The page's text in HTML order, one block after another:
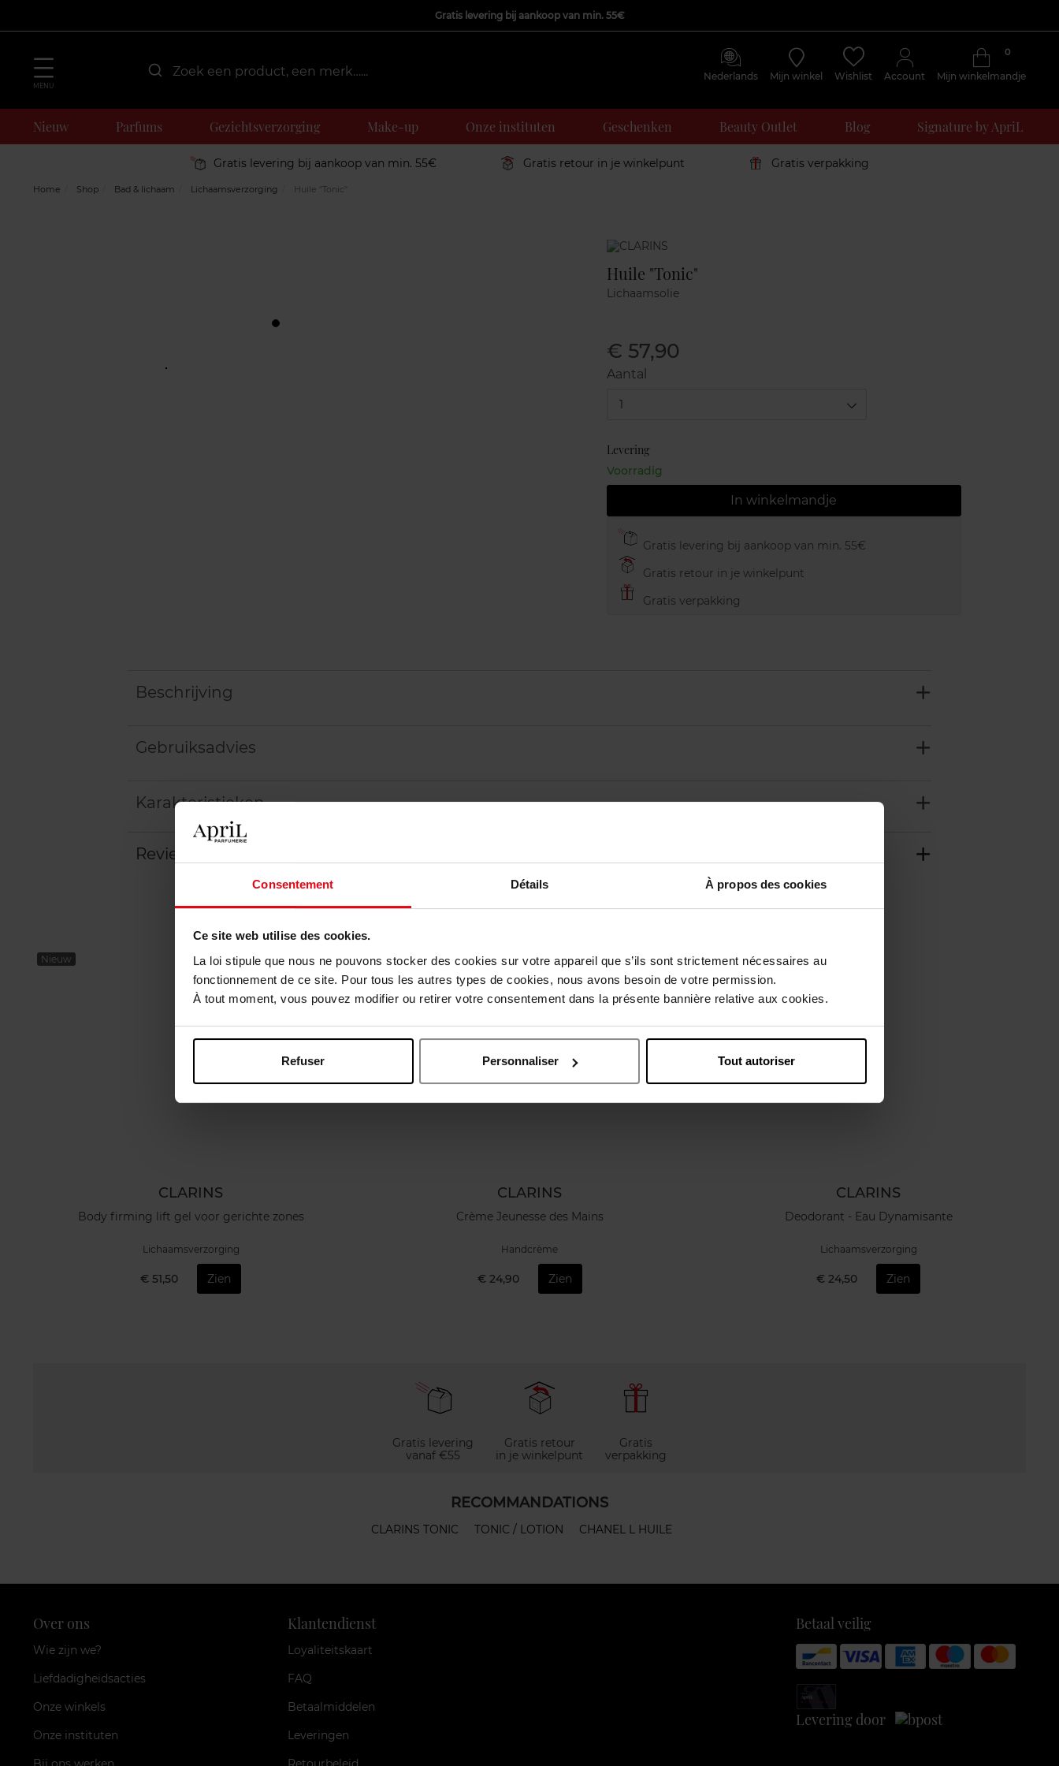
Consentement Détails À propos des cookies
Ce site web utilise des cookies.
La loi stipule que nous ne pouvons stocker des cookies sur votre appareil que s’ils sont strictement nécessaires au
fonctionnement de ce site. Pour tous les autres types de cookies, nous avons besoin de votre permission.
À tout moment, vous pouvez modifier ou retirer votre consentement dans la présente bannière relative aux cookies.
Refuser Personnaliser Tout autoriser
Gratis levering bij aankoop van min. 55€
MENU
Nederlands Mijn winkel Wishlist Account Mijn winkelmandje
0
Nieuw Parfums Gezichtsverzorging Make-up Onze instituten Geschenken Beauty Outlet Blog Signature by ApriL
Gratis levering bij aankoop van min. 55€ Gratis retour in je winkelpunt Gratis verpakking
Home Shop Bad & lichaam Lichaamsverzorging Huile "Tonic"
Marque
Huile "Tonic"
Lichaamsolie
€ 57,90
Aantal
1
Levering
Voorradig
In winkelmandje
Gratis levering bij aankoop van min. 55€
Gratis retour in je winkelpunt
Gratis verpakking
Beschrijving
Gebruiksadvies
Karakteristieken
Review
Nog iets vergeten ?
Nieuw
CLARINS
Body firming lift gel voor gerichte zones
Lichaamsverzorging
€ 51,50 Zien
CLARINS
Crème Jeunesse des Mains
Handcrème
€ 24,90 Zien
CLARINS
Deodorant - Eau Dynamisante
Lichaamsverzorging
€ 24,50 Zien
Gratis levering
vanaf €55
Gratis retour
in je winkelpunt
Gratis
verpakking
RECOMMANDATIONS
CLARINS TONIC TONIC / LOTION CHANEL L HUILE
Over ons
Wie zijn we?
Liefdadigheidsacties
Onze winkels
Onze instituten
Klantendienst
Loyaliteitskaart
FAQ
Betaalmiddelen
Leveringen
Betaal veilig
Levering door